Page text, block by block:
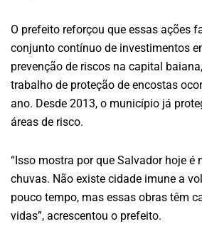
O prefeito reforçou que essas ações
conjunto contínuo de investimentos
prevenção de riscos na capital
trabalho de proteção de encostas
ano. Desde 2013, o município já
áreas de risco.
“Isso mostra por que Salvador hoje é
chuvas. Não existe cidade imune a
pouco tempo, mas essas obras têm
vidas”, acrescentou o prefeito.